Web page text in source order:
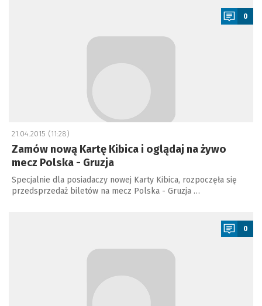
0
21.04.2015 (11:28)
Zamów nową Kartę Kibica i oglądaj na żywo
mecz Polska - Gruzja
Specjalnie dla posiadaczy nowej Karty Kibica, rozpoczęła się
przedsprzedaż biletów na mecz Polska - Gruzja …
0